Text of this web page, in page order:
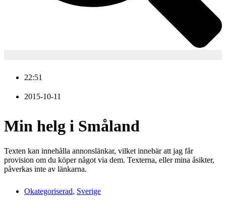
22:51
2015-10-11
Min helg i Småland
Texten kan innehålla annonslänkar, vilket innebär att jag får
provision om du köper något via dem. Texterna, eller mina åsikter,
påverkas inte av länkarna.
Okategoriserad, Sverige